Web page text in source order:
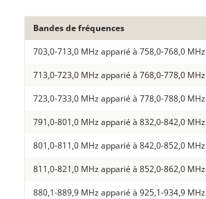
Bandes de fréquences
703,0-713,0 MHz apparié à 758,0-768,0 MHz
713,0-723,0 MHz apparié à 768,0-778,0 MHz
723,0-733,0 MHz apparié à 778,0-788,0 MHz
791,0-801,0 MHz apparié à 832,0-842,0 MHz
801,0-811,0 MHz apparié à 842,0-852,0 MHz
811,0-821,0 MHz apparié à 852,0-862,0 MHz
880,1-889,9 MHz apparié à 925,1-934,9 MHz